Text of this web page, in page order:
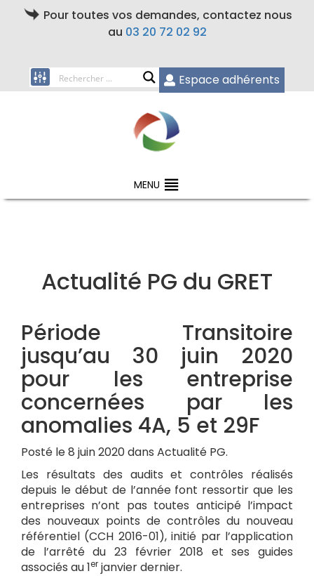
Pour toutes vos demandes, contactez nous
au 03 20 72 02 92
Espace adhérents
MENU
Actualité PG du GRET
Période Transitoire
jusqu’au 30 juin 2020
pour les entreprise
concernées par les
anomalies 4A, 5 et 29F
Posté le 8 juin 2020 dans Actualité PG.
Les résultats des audits et contrôles réalisés
depuis le début de l’année font ressortir que les
entreprises n’ont pas toutes anticipé l’impact
des nouveaux points de contrôles du nouveau
référentiel (CCH 2016-01), initié par l’application
de l’arrêté du 23 février 2018 et ses guides
associés au 1er janvier dernier.